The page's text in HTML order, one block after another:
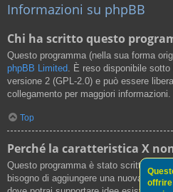
Informazioni su phpBB
Chi ha scritto questo
Questo programma (nella sua forma
phpBB Limited . È reso disponibile
versione 2 (GPL-2.0) e può essere
collegamento per maggiori informazioni.
Top
Perché la caratteristica X
Questo programma è stato scritto da
bisogno di aggiungere una nuovaoffrire